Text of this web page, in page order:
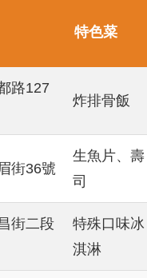
特色菜
路127
炸排骨飯
街36號
生魚片、壽
司
街二段
特殊口味冰
淇淋